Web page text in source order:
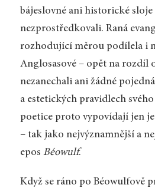
bájeslovné ani historické sloje
nezprostředkovali. Raná
rozhodující měrou podílela i
Anglosasové – opět na rozdíl
nezanechali ani žádné
a estetických pravidlech
poetice proto vypovídají jen
– tak jako nejvýznamnější a
epos Béowulf.
Když se ráno po Béowulfově